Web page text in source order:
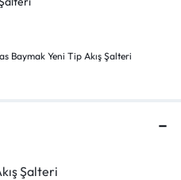
Baymak Yeni Tip Akış Şalteri
Şalteri